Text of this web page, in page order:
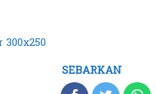
SEBARKAN